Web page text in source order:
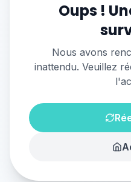
Oups !
Nous avons
inattendu. Veuillez